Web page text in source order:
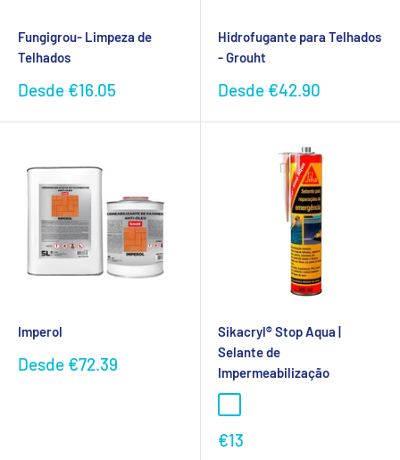
Fungigrou- Limpeza de
Telhados
Preço
Desde €16.05
Hidrofugante para Telhados
- Grouht
Preço
Desde €42.90
Imperol
Preço
Desde €72.39
Sikacryl® Stop Aqua |
Selante de
Impermeabilização
Preço
€13